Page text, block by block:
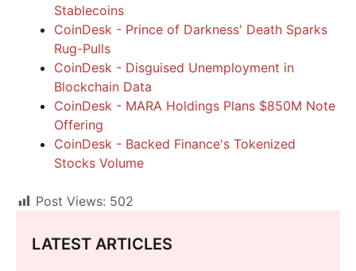
Stablecoins
CoinDesk - Prince of Darkness' Death Sparks
Rug-Pulls
CoinDesk - Disguised Unemployment in
Blockchain Data
CoinDesk - MARA Holdings Plans $850M Note
Offering
CoinDesk - Backed Finance's Tokenized
Stocks Volume
Post Views: 502
LATEST ARTICLES